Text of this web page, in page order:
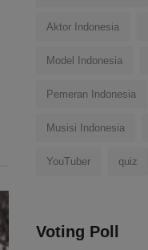
Aktor Indonesia
Model Indonesia
Pemeran Indonesia
Musisi Indonesia
YouTuber quiz
Voting Poll